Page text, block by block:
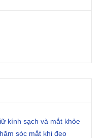
kính sạch và mắt khỏe
sóc mắt khi đeo